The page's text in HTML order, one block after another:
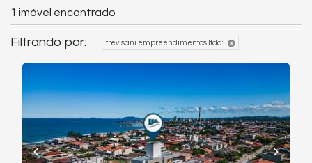
1 imóvel encontrado
Filtrando por: trevisani empreendimentos ltda: